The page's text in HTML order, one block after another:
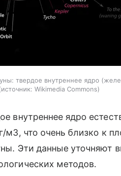
твердое внутреннее ядро
источник: Wikimedia Commons
внутреннее ядро
м3, что очень близко к
Эти данные уточняют
методов.